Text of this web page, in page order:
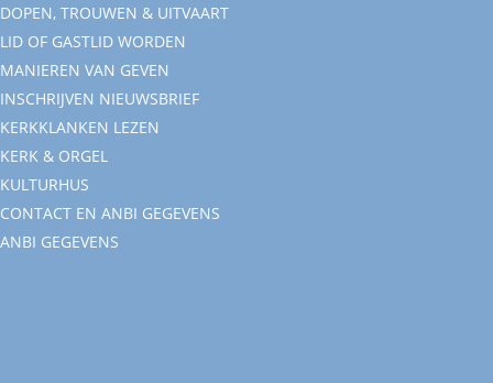
DOPEN, TROUWEN & UITVAART
LID OF GASTLID WORDEN
MANIEREN VAN GEVEN
INSCHRIJVEN NIEUWSBRIEF
KERKKLANKEN LEZEN
KERK & ORGEL
KULTURHUS
CONTACT EN ANBI GEGEVENS
ANBI GEGEVENS